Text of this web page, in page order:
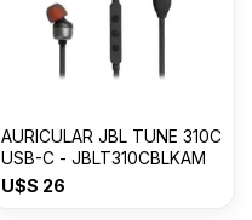
AURICULAR JBL TUNE 310C
USB-C - JBLT310CBLKAM
U$S 26